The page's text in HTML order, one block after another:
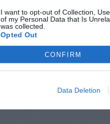
I want to opt-out of Collection,
of my Personal Data that Is
was collected.
Opted Out
CONFIRM
Data Deletion